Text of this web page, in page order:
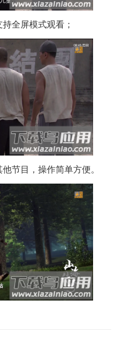
全屏模式观看；
节目，操作简单方便。